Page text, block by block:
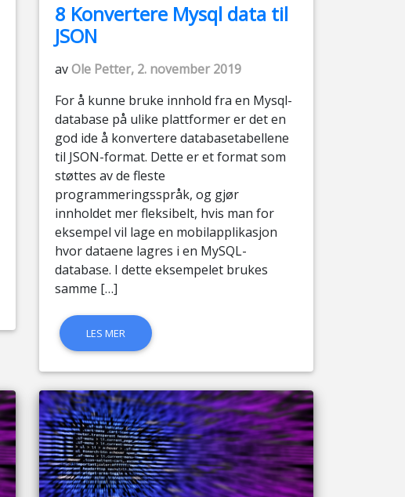
8 Konvertere Mysql data til
JSON
avOle Petter, 2. november 2019
For å kunne bruke innhold fra en Mysql-
database på ulike plattformer er det en
god ide å konvertere databasetabellene
til JSON-format. Dette er et format som
støttes av de fleste
programmeringsspråk, og gjør
innholdet mer fleksibelt, hvis man for
eksempel vil lage en mobilapplikasjon
hvor dataene lagres i en MySQL-
database. I dette eksempelet brukes
samme […]
LES MER